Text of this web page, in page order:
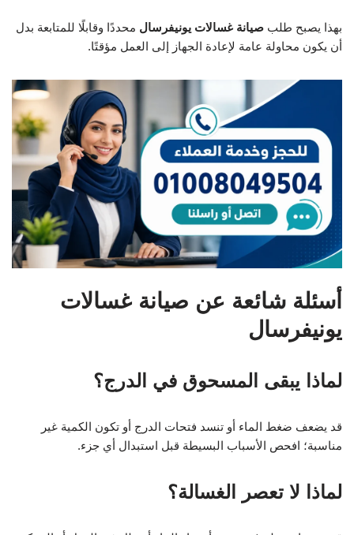
بهذا يصبح طلب صيانة غسالات يونيفرسال محددًا وقابلًا للمتابعة بدل
أن يكون محاولة عامة لإعادة الجهاز إلى العمل مؤقتًا.
أسئلة شائعة عن صيانة غسالات
يونيفرسال
لماذا يبقى المسحوق في الدرج؟
قد يضعف ضغط الماء أو تنسد فتحات الدرج أو تكون الكمية غير
مناسبة؛ افحص الأسباب البسيطة قبل استبدال أي جزء.
لماذا لا تعصر الغسالة؟